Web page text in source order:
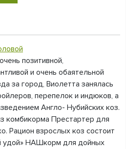
позитивной,
и очень обаятельной
за город, Виолетта занялась
перепелок и индюков, а
Англо- Нубийских коз.
комбикорма Престартер для
Рацион взрослых коз состоит
удой» НАШкорм для дойных